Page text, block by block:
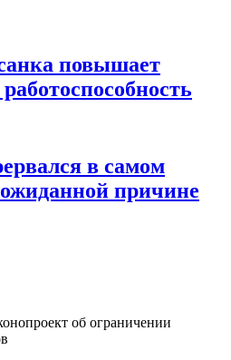
повышает
в самом
причине
об ограничении